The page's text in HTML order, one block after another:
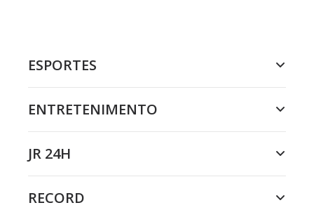
ESPORTES
ENTRETENIMENTO
JR 24H
RECORD